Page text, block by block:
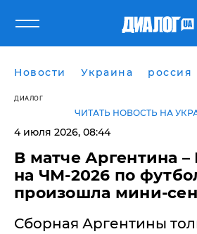
Новости Украина россия
ДИАЛОГ
ЧИТАТЬ НОВОСТЬ НА
4 июля 2026, 08:44
В матче Аргентина
на ЧМ-2026 по
произошла мини-
Сборная Аргентины